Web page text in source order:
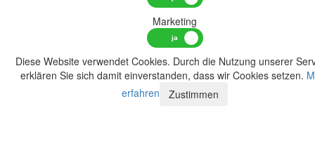
Marketing
Diese Website verwendet Cookies. Durch die Nutzung unserer
erklären Sie sich damit einverstanden, dass wir Cookies setzen.
erfahren
Zustimmen